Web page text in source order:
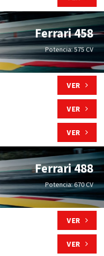
Ferrari 458
Potencia: 575 CV
VER
VER
VER
Ferrari 488
Potencia: 670 CV
VER
VER